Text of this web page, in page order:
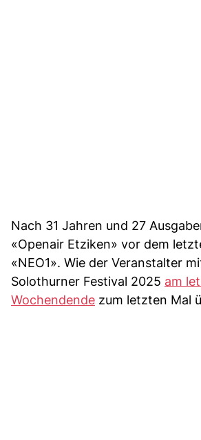
Nach 31 Jahren und 27
«Openair Etziken» vor dem
«NEO1». Wie der Veranstalter
Solothurner Festival 2025 am
Wochendende zum letzten Mal